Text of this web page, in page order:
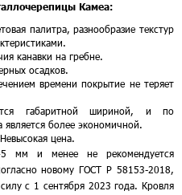
Камеа:
палитра, разнообразие текстур
канавки на гребне.
осадков.
времени покрытие не теряет
габаритной шириной, и по
более экономичной.
Невысокая цена.
мм и менее не рекомендуется
новому ГОСТ Р 58153-2018,
с 1 сентября 2023 года. Кровля